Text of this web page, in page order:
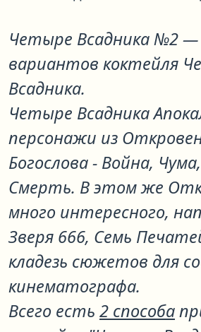
Четыре Всадника №2—
вариантов коктейля
Всадника.
Четыре Всадника
персонажи из
Богослова - Война,
Смерть. В этом же
много интересного,
Зверя 666, Семь
кладезь сюжетов для
кинематографа.
Всего есть 2 способа